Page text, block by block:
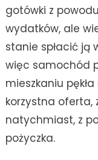
gotówki z
wydatków, ale
stanie spłacić ją
więc samochód
mieszkaniu
korzystna oferta,
natychmiast, z
pożyczka.